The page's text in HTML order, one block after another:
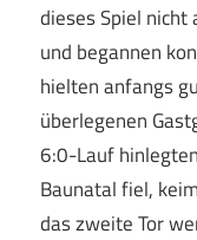
dieses Spiel nicht
und begannen
hielten anfangs
überlegenen
6:0-Lauf
Baunatal fiel,
das zweite Tor